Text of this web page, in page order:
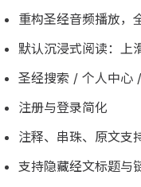
重构圣经音频播放，
默认沉浸式阅读：上
圣经搜索 / 个人中心
注册与登录简化
注释、串珠、原文支
支持隐藏经文标题与